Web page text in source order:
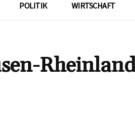
POLITIK WIRTSCHAFT